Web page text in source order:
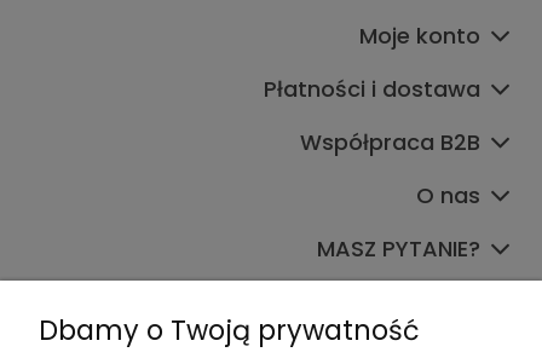
Moje konto
Płatności i dostawa
Współpraca B2B
O nas
MASZ PYTANIE?
Dbamy o Twoją prywatność